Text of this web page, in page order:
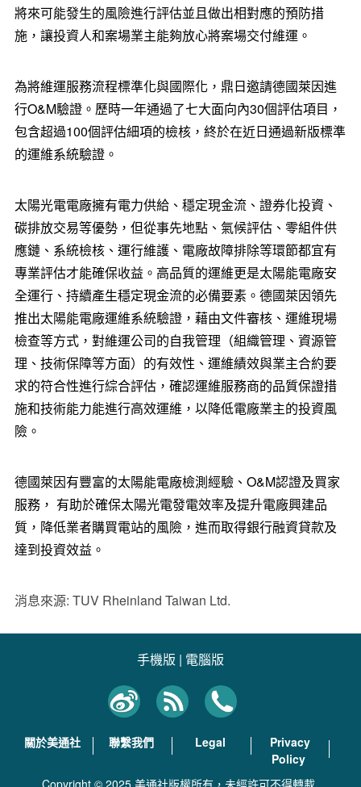
將來可能發生的風險進行評估並且做出相對應的預防措
施，讓投資人和案場業主能夠放心將案場交付維運。
為將維運服務流程標準化與國際化，鼎日邀請德國萊因進
行O&M驗證。歷時一年通過了七大面向內30個評估項目，
包含超過100個評估細項的檢核，終於在近日通過新版標準
的運維系統驗證。
太陽光電電廠擁有電力供給、穩定現金流、證券化投資、
碳排放交易等優勢，但從事先地點、氣候評估、零組件供
應鏈、系統檢核、運行維護、電廠故障排除等環節都宜有
專業評估才能確保收益。高品質的運維更是太陽能電廠安
全運行、持續產生穩定現金流的必備要素。德國萊因領先
推出太陽能電廠運維系統驗證，藉由文件審核、運維現場
檢查等方式，對維運公司的自我管理（組織管理、資源管
理、技術保障等方面）的有效性、運維績效與業主合約要
求的符合性進行綜合評估，確認運維服務商的品質保證措
施和技術能力能進行高效運維，以降低電廠業主的投資風
險。
德國萊因有豐富的太陽能電廠檢測經驗、O&M認證及買家
服務， 有助於確保太陽光電發電效率及提升電廠興建品
質，降低業者購買電站的風險，進而取得銀行融資貸款及
達到投資效益。
消息來源: TUV Rheinland Taiwan Ltd.
手機版 | 電腦版
關於美通社 聯繫我們 Legal
Privacy
Policy
Copyright © 2025 美通社版權所有，未經許可不得轉載.